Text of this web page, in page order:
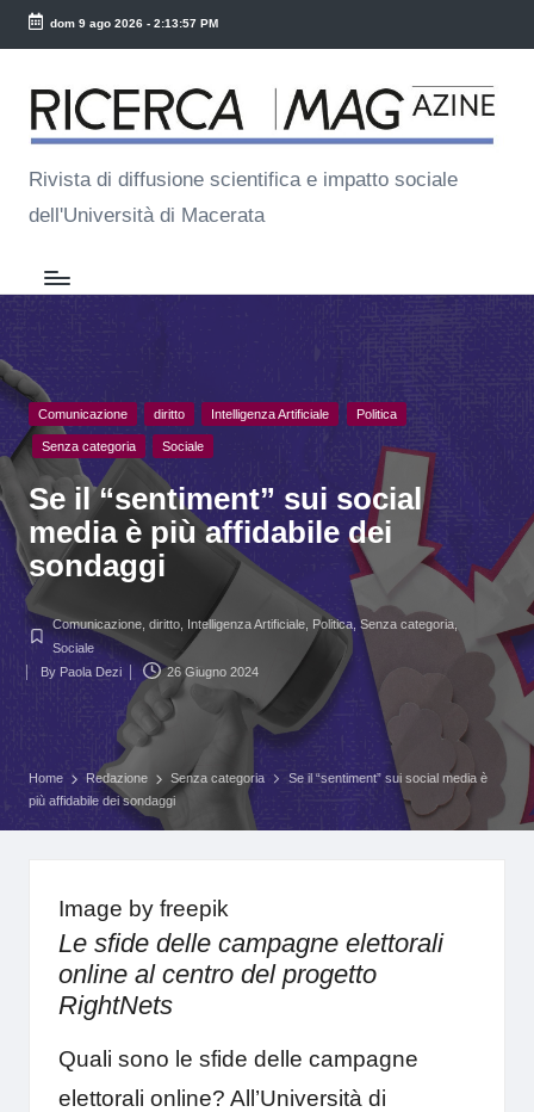
Skip
content
dom 9 ago 2026- 2:13:58 PM
R
ic
e
r
c
a
a
g
Rivista di diffusione scientifica e impatto sociale
dell'Università di Macerata
Posted
in
Comunicazione diritto Intelligenza Artificiale Politica
Senza categoria Sociale
Se il “sentiment” sui social
media è più affidabile dei
sondaggi
Posted
Comunicazione, diritto, Intelligenza Artificiale, Politica, Senza categoria,
Sociale
Posted
By Paola Dezi 26 Giugno 2024
Home Redazione Senza categoria
Se il “sentiment” sui social media è
più affidabile dei sondaggi
Image by freepik
Le sfide delle campagne elettorali
online al centro del progetto
RightNets
Quali sono le sfide delle campagne
elettorali online? All’Università di